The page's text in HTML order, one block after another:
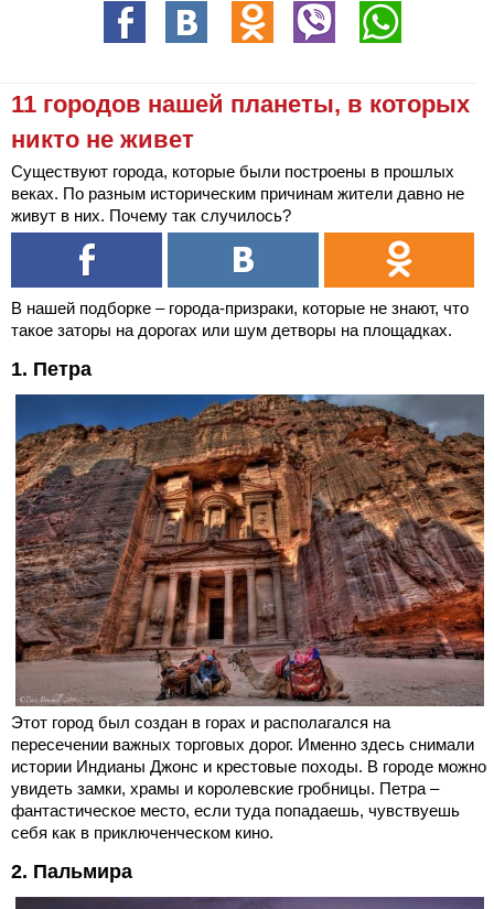
11 городов нашей планеты, в которых
никто не живет
Существуют города, которые были построены в прошлых
веках. По разным историческим причинам жители давно не
живут в них. Почему так случилось?
В нашей подборке – города-призраки, которые не знают, что
такое заторы на дорогах или шум детворы на площадках.
1. Петра
Этот город был создан в горах и располагался на
пересечении важных торговых дорог. Именно здесь снимали
истории Индианы Джонс и крестовые походы. В городе можно
увидеть замки, храмы и королевские гробницы. Петра –
фантастическое место, если туда попадаешь, чувствуешь
себя как в приключенческом кино.
2. Пальмира